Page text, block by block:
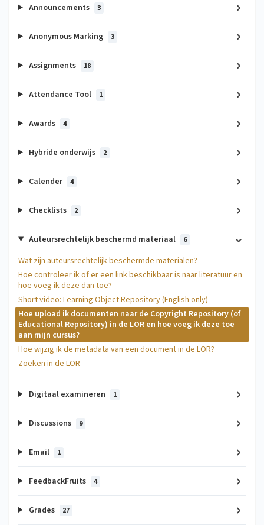
Announcements 3
Anonymous Marking 3
Assignments 18
Attendance Tool 1
Awards 4
Hybride onderwijs 2
Calender 4
Checklists 2
Auteursrechtelijk beschermd materiaal 6
Wat zijn auteursrechtelijk beschermde materialen?
Hoe controleer ik of er een link beschikbaar is naar literatuur en
hoe voeg ik deze dan toe?
Short video: Learning Object Repository (English only)
Hoe upload ik documenten naar de Copyright Repository (of
Educational Repository) in de LOR en hoe voeg ik deze toe
aan mijn cursus?
Hoe wijzig ik de metadata van een document in de LOR?
Zoeken in de LOR
Digitaal examineren 1
Discussions 9
Email 1
FeedbackFruits 4
Grades 27